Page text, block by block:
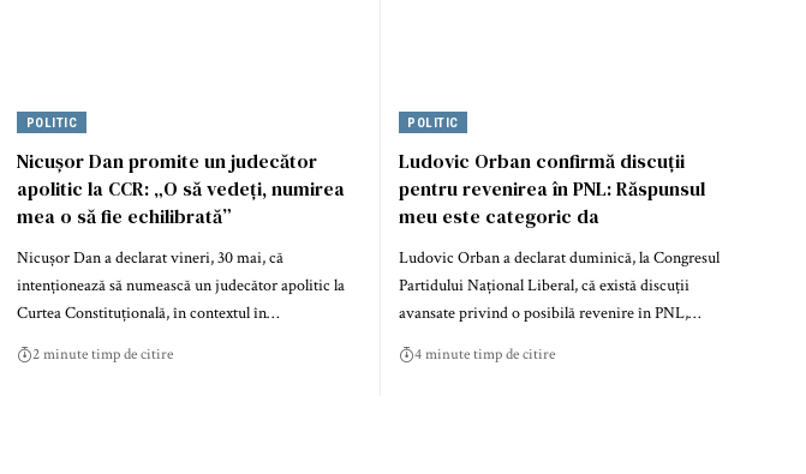
POLITIC
Nicușor Dan promite un judecător
apolitic la CCR: „O să vedeți, numirea
mea o să fie echilibrată”
Nicușor Dan a declarat vineri, 30 mai, că
intenționează să numească un judecător apolitic la
Curtea Constituțională, în contextul în…
2 minute timp de citire
POLITIC
Ludovic Orban confirmă discuții
pentru revenirea în PNL: Răspunsul
meu este categoric da
Ludovic Orban a declarat duminică, la Congresul
Partidului Național Liberal, că există discuții
avansate privind o posibilă revenire în PNL,…
4 minute timp de citire